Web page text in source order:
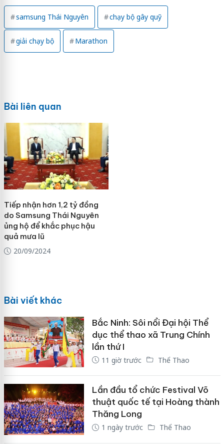
samsung Thái Nguyên chạy bộ gây quỹ
giải chạy bộ Marathon
Bài liên quan
Tiếp nhận hơn 1,2 tỷ đồng
do Samsung Thái Nguyên
ủng hộ để khắc phục hậu
quả mưa lũ
20/09/2024
Bài viết khác
Bắc Ninh: Sôi nổi Đại hội Thể
dục thể thao xã Trung Chính
lần thứ I
11 giờ trước Thể Thao
Lần đầu tổ chức Festival Võ
thuật quốc tế tại Hoàng thành
Thăng Long
1 ngày trước Thể Thao